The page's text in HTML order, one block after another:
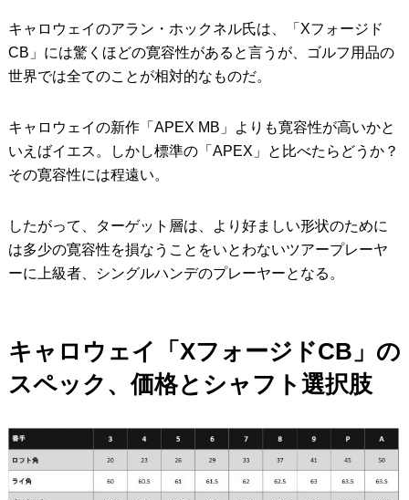
キャロウェイのアラン・ホックネル氏は、「Xフォージド
CB」には驚くほどの寛容性があると言うが、ゴルフ用品の
世界では全てのことが相対的なものだ。
キャロウェイの新作「APEX MB」よりも寛容性が高いかと
いえばイエス。しかし標準の「APEX」と比べたらどうか？
その寛容性には程遠い。
したがって、ターゲット層は、より好ましい形状のために
は多少の寛容性を損なうことをいとわないツアープレーヤ
ーに上級者、シングルハンデのプレーヤーとなる。
キャロウェイ「XフォージドCB」の
スペック、価格とシャフト選択肢